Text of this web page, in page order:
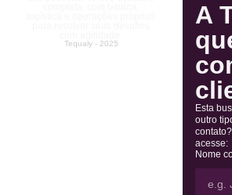
Tequaly - 2025
A
Esta
outro
contato?
acesse:
Nome